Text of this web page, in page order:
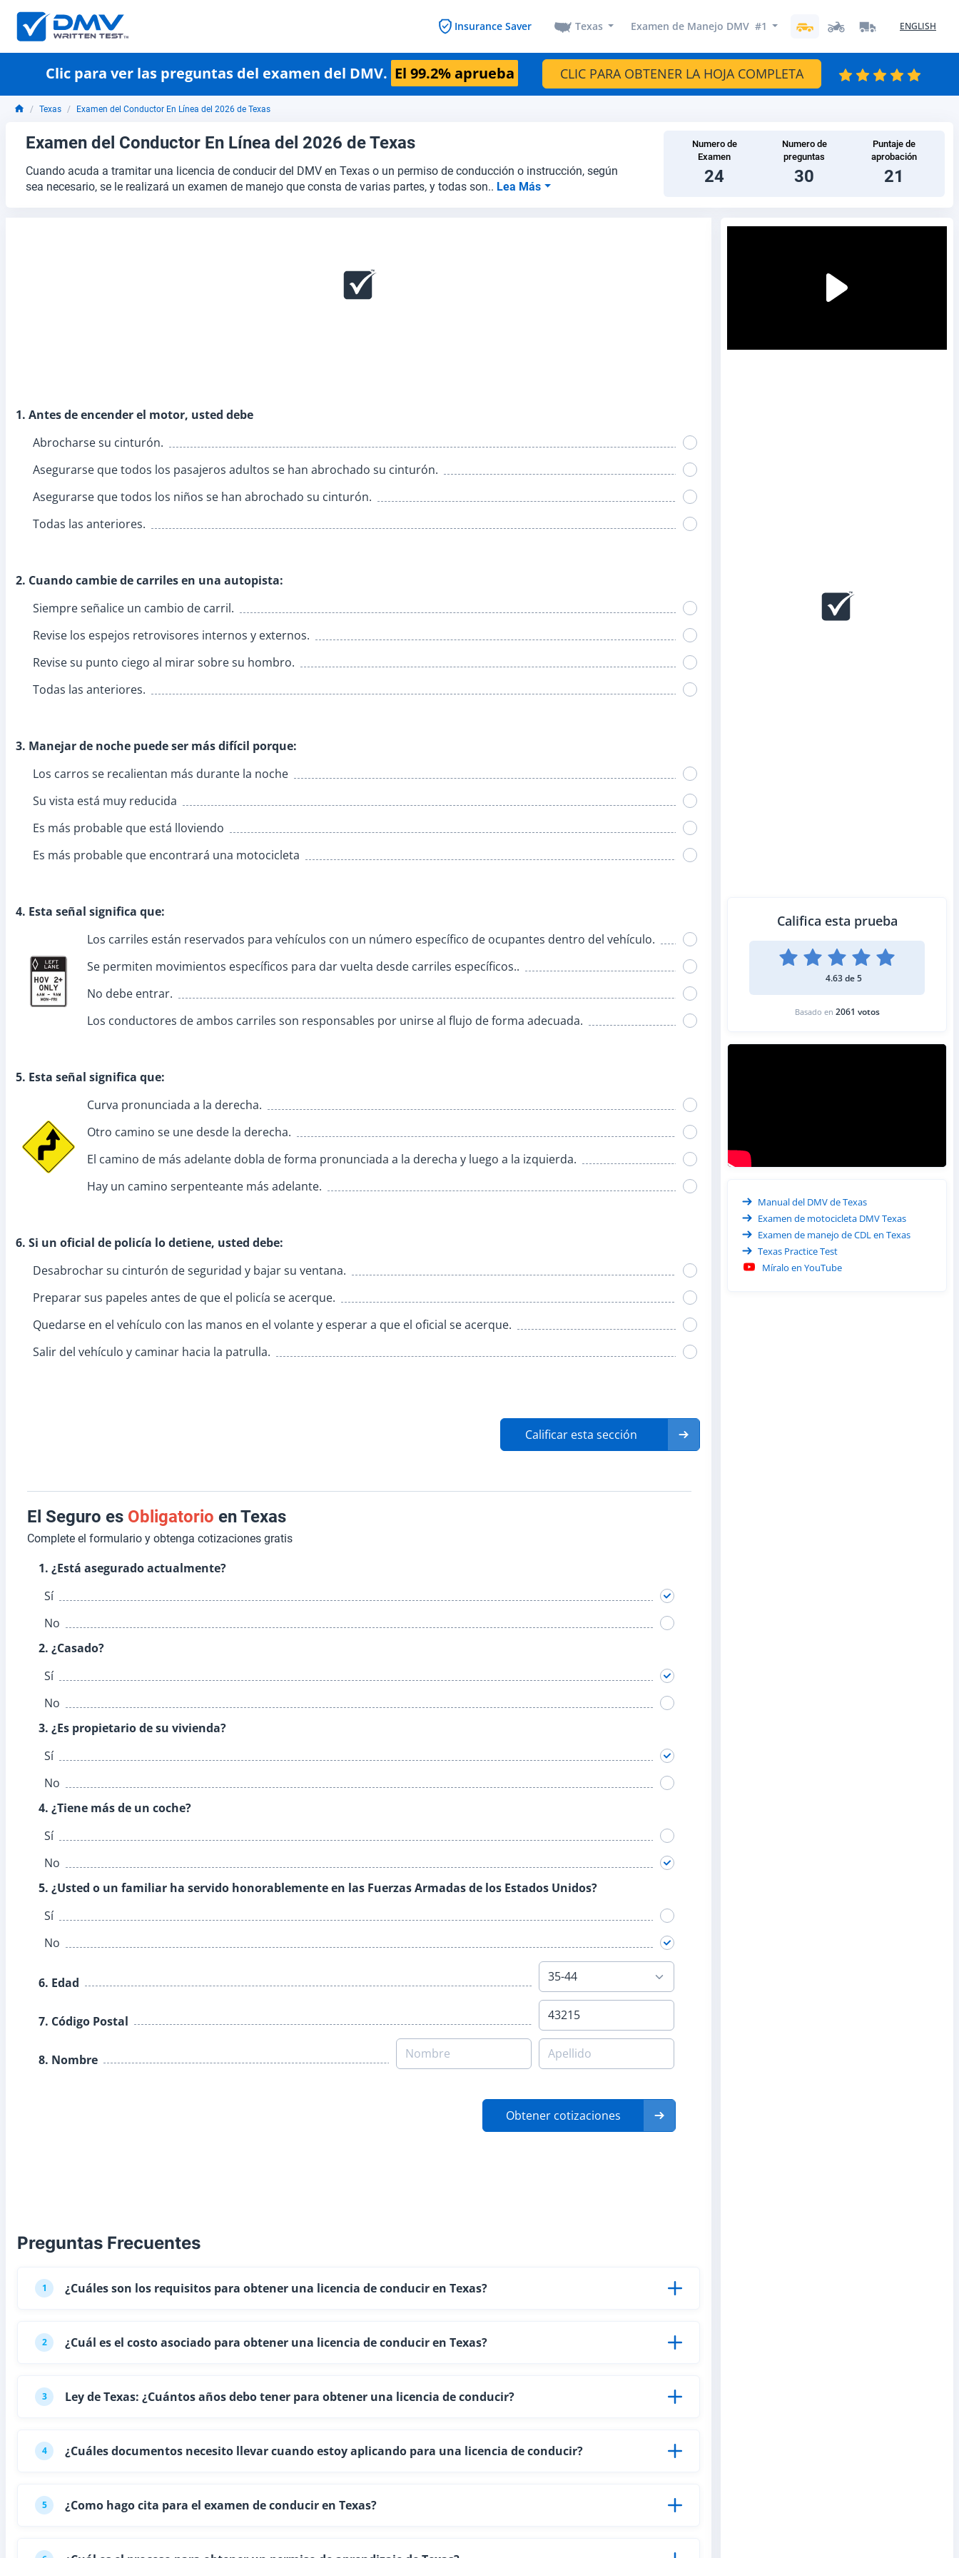
Insurance Saver Texas Examen de Manejo DMV #1 ENGLISH
Clic para ver las preguntas del examen del DMV. El 99.2% aprueba CLIC PARA OBTENER LA HOJA COMPLETA
Texas Examen del Conductor En Línea del 2026 de Texas
Examen del Conductor En Línea del 2026 de Texas
Cuando acuda a tramitar una licencia de conducir del DMV en Texas o un permiso de conducción o instrucción, según
sea necesario, se le realizará un examen de manejo que consta de varias partes, y todas son.. Lea Más
Numero de
Examen
24
Numero de
preguntas
30
Puntaje de
aprobación
21
1. Antes de encender el motor, usted debe
Abrocharse su cinturón.
Asegurarse que todos los pasajeros adultos se han abrochado su cinturón.
Asegurarse que todos los niños se han abrochado su cinturón.
Todas las anteriores.
2. Cuando cambie de carriles en una autopista:
Siempre señalice un cambio de carril.
Revise los espejos retrovisores internos y externos.
Revise su punto ciego al mirar sobre su hombro.
Todas las anteriores.
3. Manejar de noche puede ser más difícil porque:
Los carros se recalientan más durante la noche
Su vista está muy reducida
Es más probable que está lloviendo
Es más probable que encontrará una motocicleta
4. Esta señal significa que:
Los carriles están reservados para vehículos con un número específico de ocupantes dentro del vehículo.
Se permiten movimientos específicos para dar vuelta desde carriles específicos..
No debe entrar.
Los conductores de ambos carriles son responsables por unirse al flujo de forma adecuada.
5. Esta señal significa que:
Curva pronunciada a la derecha.
Otro camino se une desde la derecha.
El camino de más adelante dobla de forma pronunciada a la derecha y luego a la izquierda.
Hay un camino serpenteante más adelante.
6. Si un oficial de policía lo detiene, usted debe:
Desabrochar su cinturón de seguridad y bajar su ventana.
Preparar sus papeles antes de que el policía se acerque.
Quedarse en el vehículo con las manos en el volante y esperar a que el oficial se acerque.
Salir del vehículo y caminar hacia la patrulla.
Calificar esta sección
El Seguro es Obligatorio en Texas
Complete el formulario y obtenga cotizaciones gratis
1. ¿Está asegurado actualmente?
Sí
No
2. ¿Casado?
Sí
No
3. ¿Es propietario de su vivienda?
Sí
No
4. ¿Tiene más de un coche?
Sí
No
5. ¿Usted o un familiar ha servido honorablemente en las Fuerzas Armadas de los Estados Unidos?
Sí
No
6. Edad
7. Código Postal
8. Nombre
Obtener cotizaciones
Preguntas Frecuentes
1 ¿Cuáles son los requisitos para obtener una licencia de conducir en Texas?
2 ¿Cuál es el costo asociado para obtener una licencia de conducir en Texas?
3 Ley de Texas: ¿Cuántos años debo tener para obtener una licencia de conducir?
4 ¿Cuáles documentos necesito llevar cuando estoy aplicando para una licencia de conducir?
5 ¿Como hago cita para el examen de conducir en Texas?
Califica esta prueba
4.63 de 5
Basado en 2061 votos
Manual del DMV de Texas
Examen de motocicleta DMV Texas
Examen de manejo de CDL en Texas
Texas Practice Test
Míralo en YouTube